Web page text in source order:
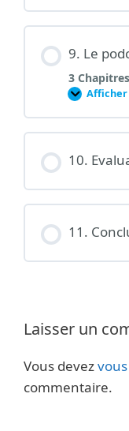
9. Le
3 Chapitres
Afficher
9.
10.
11.
Laisser un
Vous devez
commentaire.